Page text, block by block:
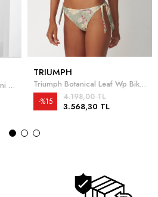
Maryan Mehlhorn Kadın Bikini Üstü
TRIUMPH
Triumph Botanical Leaf Wp Bikini Üstü
3.568,30 TL
4.198,00 TL
%15